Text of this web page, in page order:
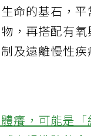
命的基石，
，再搭配有氧
及遠離慢性疾
癢，可能是